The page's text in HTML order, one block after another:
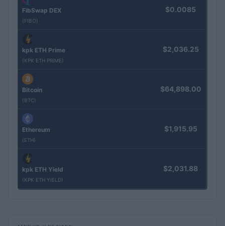
FibSwap DEX
(FIBO)
$0.0085
kpk ETH Prime
(KPK ETH PRIME)
$2,036.25
Bitcoin
(BTC)
$64,898.00
Ethereum
(ETH)
$1,915.95
kpk ETH Yield
(KPK ETH YIELD)
$2,031.88